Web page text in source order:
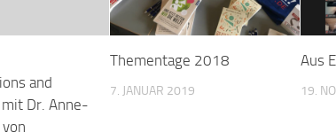
and
mit Dr. Anne-
Thementage 2018
7. JANUAR 2019
Aus
19.